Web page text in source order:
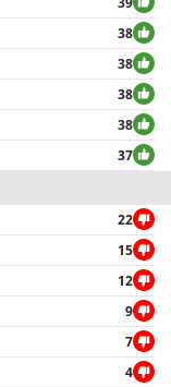
pas le traitement
peuvent être
aux filtres qui
celui permettant de
38
38
38
38
37
22
15
12
9
7
4